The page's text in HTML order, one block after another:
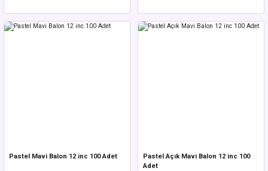
Pastel Mavi Balon 12 inc 100 Adet
Pastel Açık Mavi Balon 12 inc 100
Adet